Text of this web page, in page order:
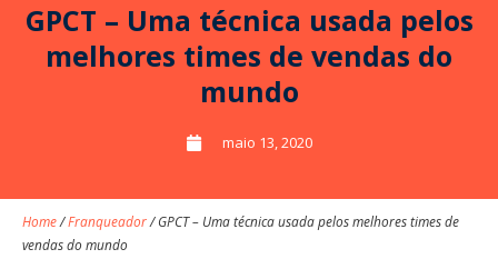
GPCT – Uma técnica usada pelos
melhores times de vendas do
mundo
maio 13, 2020
Home/Franqueador/GPCT – Uma técnica usada pelos melhores times de
vendas do mundo